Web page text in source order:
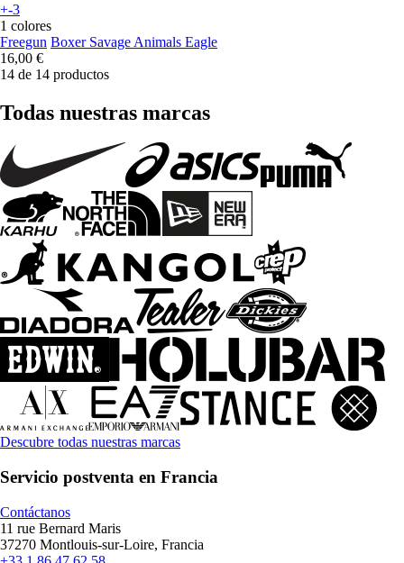
+-3
1 colores
Freegun Boxer Savage Animals Eagle
16,00 €
14 de 14 productos
Todas nuestras marcas
Descubre todas nuestras marcas
Servicio postventa en Francia
Contáctanos
11 rue Bernard Maris
37270 Montlouis-sur-Loire, Francia